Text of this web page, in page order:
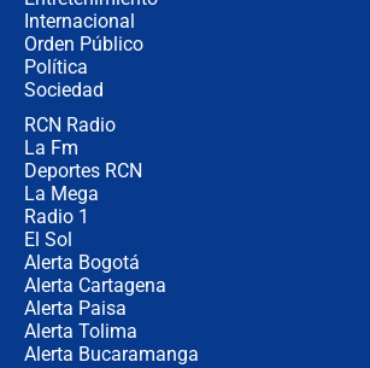
Internacional
Orden Público
Política
Sociedad
RCN Radio
La Fm
Deportes RCN
La Mega
Radio 1
El Sol
Alerta Bogotá
Alerta Cartagena
Alerta Paisa
Alerta Tolima
Alerta Bucaramanga